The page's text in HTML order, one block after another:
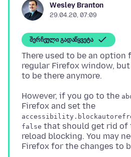
Wesley Branton
29.04.20, 07:09
შერჩეული გადაწყვეტა
There used to be an
regular Firefox window,
However, if you go to the
Firefox and set the
false that should get rid of
reload blocking. You may